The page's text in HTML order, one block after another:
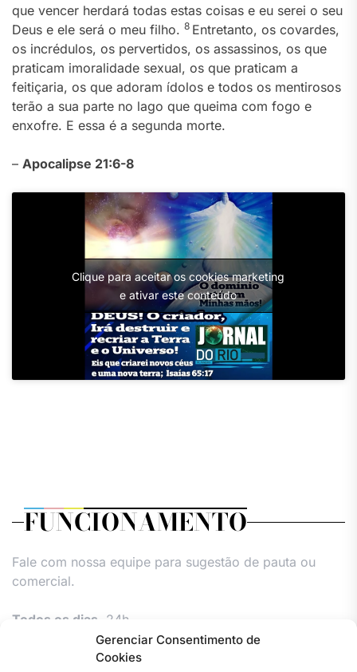
Gerenciar Consentimento de
Cookies
que vencer herdará todas estas coisas e eu serei o seu
Deus e ele será o meu filho. 8 Entretanto, os covardes,
os incrédulos, os pervertidos, os assassinos, os que
praticam imoralidade sexual, os que praticam a
feitiçaria, os que adoram ídolos e todos os mentirosos
terão a sua parte no lago que queima com fogo e
enxofre. E essa é a segunda morte.
– Apocalipse 21:6-8
Clique para aceitar os cookies marketing
e ativar este conteúdo
FUNCIONAMENTO
Fale com nossa equipe para sugestão de pauta ou
comercial.
Todos os dias, 24h.